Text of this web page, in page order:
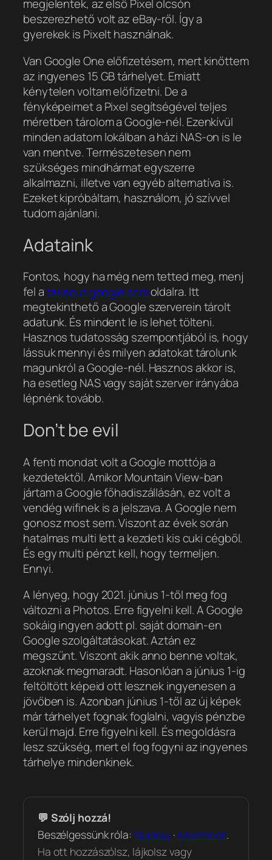
megjelentek, az első Pixel olcsón
beszerezhető volt az eBay-ről. Így a
gyerekek is Pixelt használnak.
Van Google One előfizetésem, mert kinőttem
az ingyenes 15 GB tárhelyet. Emiatt
kénytelen voltam előfizetni. De a
fényképeimet a Pixel segítségével teljes
méretben tárolom a Google-nél. Ezenkívül
minden adatom lokálban a házi NAS-on is le
van mentve. Természetesen nem
szükséges mindhármat egyszerre
alkalmazni, illetve van egyéb alternatíva is.
Ezeket kipróbáltam, használom, jó szívvel
tudom ajánlani.
Adataink
Fontos, hogy ha még nem tetted meg, menj
fel atakeout.google.comoldalra. Itt
megtekinthető a Google szerverein tárolt
adatunk. És mindent le is lehet tölteni.
Hasznos tudatosság szempontjából is, hogy
lássuk mennyi és milyen adatokat tárolunk
magunkról a Google-nél. Hasznos akkor is,
ha esetleg NAS vagy saját szerver irányába
lépnénk tovább.
Don’t be evil
A fenti mondat volt a Google mottója a
kezdetektől. Amikor Mountain View-ban
jártam a Google főhadiszállásán, ez volt a
vendég wifinek is a jelszava. A Google nem
gonosz most sem. Viszont az évek során
hatalmas multi lett a kezdeti kis cuki cégből.
És egy multi pénzt kell, hogy termeljen.
Ennyi.
A lényeg, hogy 2021. június 1-től meg fog
változni a Photos. Erre figyelni kell. A Google
sokáig ingyen adott pl. saját domain-en
Google szolgáltatásokat. Aztán ez
megszűnt. Viszont akik anno benne voltak,
azoknak megmaradt. Hasonlóan a június 1-ig
feltöltött képeid ott lesznek ingyenesen a
jövőben is. Azonban június 1-től az új képek
már tárhelyet fognak foglalni, vagyis pénzbe
kerül majd. Erre figyelni kell. És megoldásra
lesz szükség, mert el fog fogyni az ingyenes
tárhelye mindenkinek.
💬 Szólj hozzá!
Beszélgessünk róla: Bluesky · Mastodon.
Ha ott hozzászólsz, lájkolsz vagy